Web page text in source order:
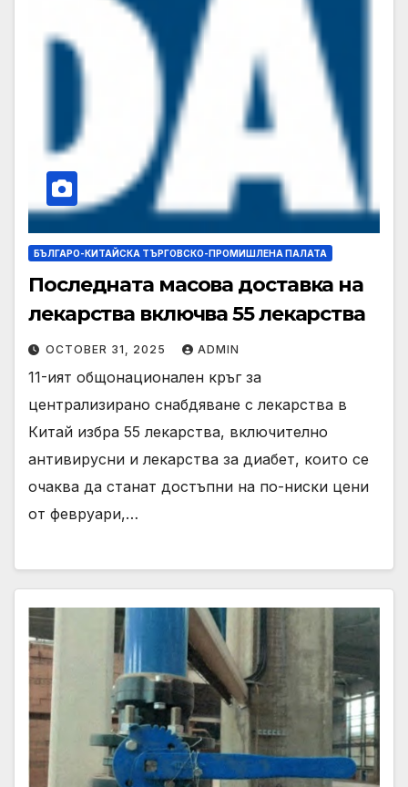
БЪЛГАРО-КИТАЙСКА ТЪРГОВСКО-ПРОМИШЛЕНА ПАЛАТА
Последната масова доставка на
лекарства включва 55 лекарства
OCTOBER 31, 2025 ADMIN
11-ият общонационален кръг за
централизирано снабдяване с лекарства в
Китай избра 55 лекарства, включително
антивирусни и лекарства за диабет, които се
очаква да станат достъпни на по-ниски цени
от февруари,…